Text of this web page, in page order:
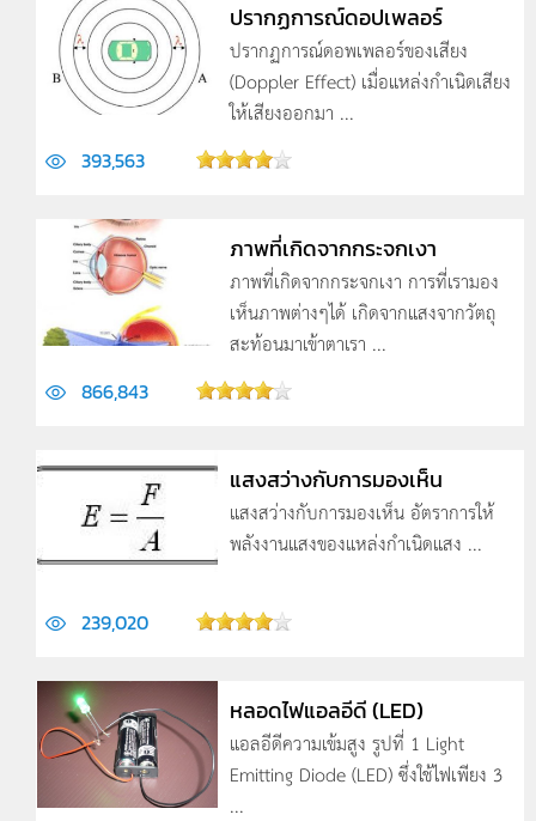
ปรากฏการณ์ดอปเพลอร์
ปรากฏการณ์ดอพเพลอร์ของเสียง
(Doppler Effect) เมื่อแหล่งกำเนิดเสียง
ให้เสียงออกมา ...
393,563
ภาพที่เกิดจากกระจกเงา
ภาพที่เกิดจากกระจกเงา การที่เรามอง
เห็นภาพต่างๆได้ เกิดจากแสงจากวัตถุ
สะท้อนมาเข้าตาเรา ...
866,843
แสงสว่างกับการมองเห็น
แสงสว่างกับการมองเห็น อัตราการให้
พลังงานแสงของแหล่งกำเนิดแสง ...
239,020
หลอดไฟแอลอีดี (LED)
แอลอีดีความเข้มสูง รูปที่ 1 Light
Emitting Diode (LED) ซึ่งใช้ไฟเพียง 3
...